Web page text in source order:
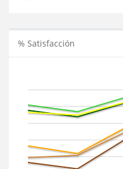
% Satisfacción